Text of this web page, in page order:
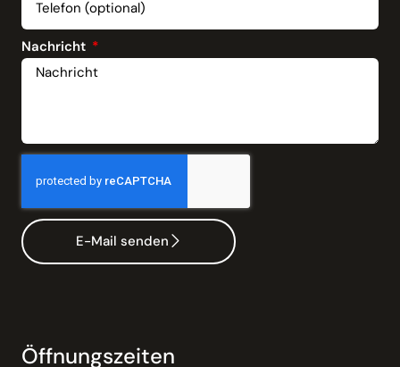
Nachricht
E-Mail senden
Öffnungszeiten